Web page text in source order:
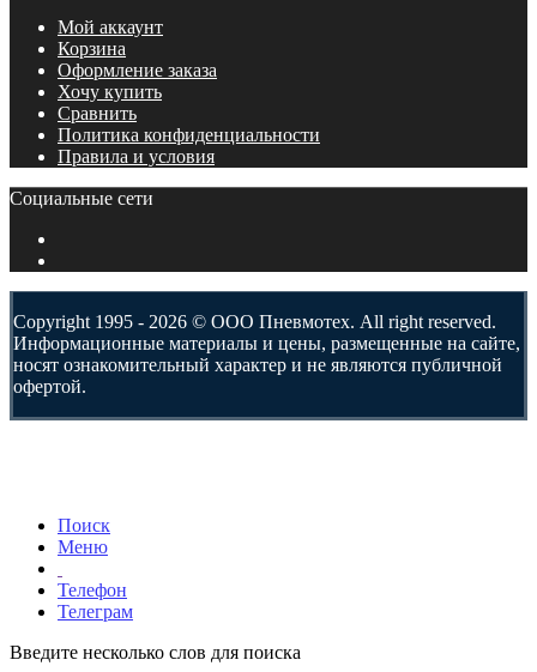
Мой аккаунт
Корзина
Оформление заказа
Хочу купить
Сравнить
Политика конфиденциальности
Правила и условия
Социальные сети
Copyright 1995 - 2026 © ООО Пневмотех. All right reserved.
Информационные материалы и цены, размещенные на сайте,
носят ознакомительный характер и не являются публичной
офертой.
Поиск
Меню
Телефон
Телеграм
Введите несколько слов для поиска